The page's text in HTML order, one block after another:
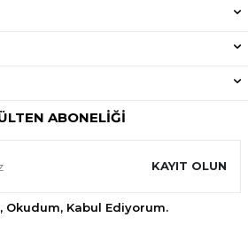
ABONELIĞI
KAYIT OLUN
, Okudum, Kabul Ediyorum.